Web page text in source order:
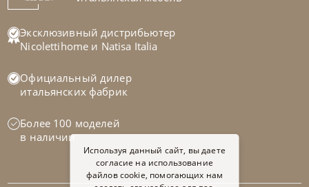
На заказ 45-90 дн
Эксклюзивный дистрибьютер
Nicolettihome и Natisa Italia
Официальный дилер
итальянских фабрик
Более 100 моделей
в наличии
Используя данный сайт, вы даете
согласие на использование
файлов cookie, помогающих нам